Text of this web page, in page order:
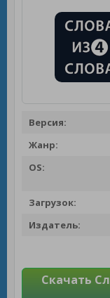
Версия:
Жанр:
OS:
Загрузок:
Издатель:
Скачать